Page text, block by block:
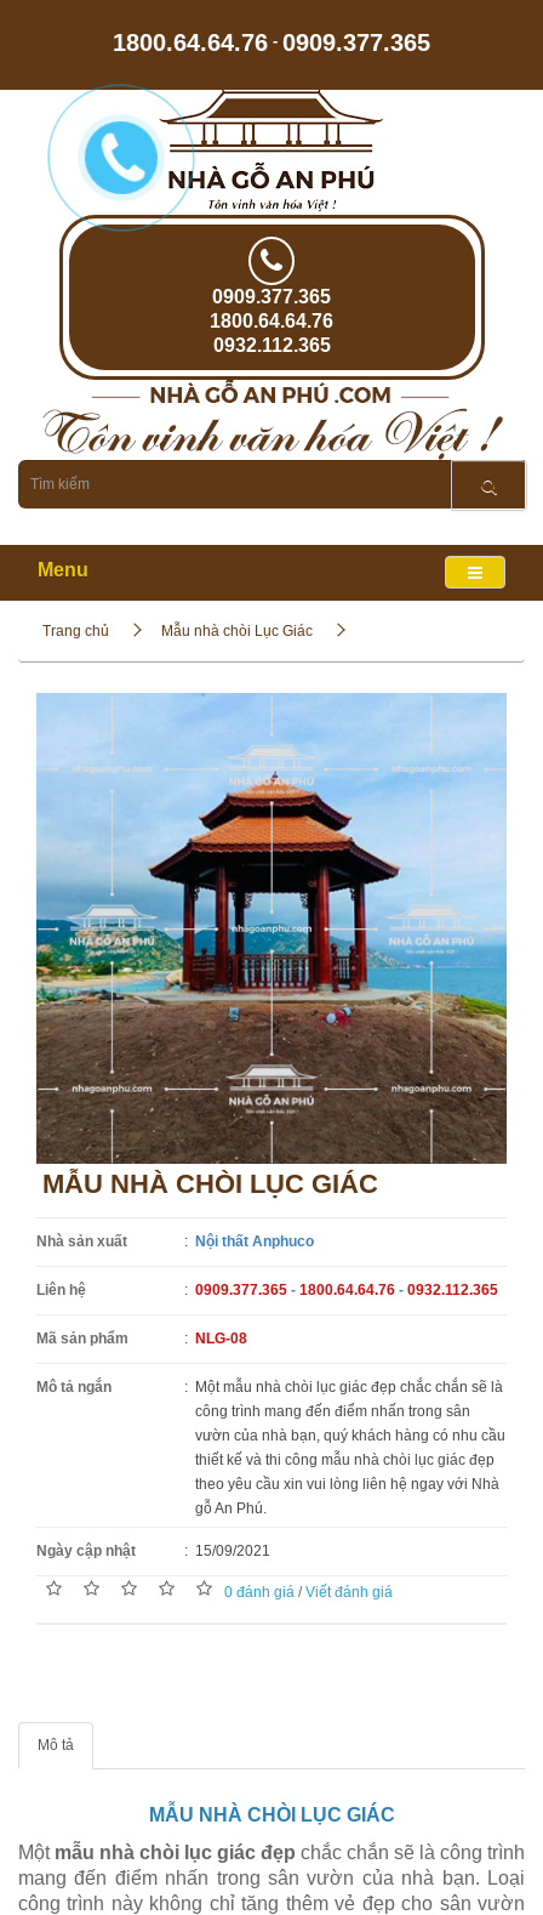
1800.64.64.76 - 0909.377.365
0909.377.365
1800.64.64.76
0932.112.365
Menu
Trang chủ Mẫu nhà chòi Lục Giác
MẪU NHÀ CHÒI LỤC GIÁC
Nhà sản xuất : Nội thất Anphuco
Liên hệ : 0909.377.365 - 1800.64.64.76 - 0932.112.365
Mã sản phẩm : NLG-08
Mô tả ngắn : Một mẫu nhà chòi lục giác đẹp chắc chắn sẽ là
công trình mang đến điểm nhấn trong sân
vườn của nhà bạn, quý khách hàng có nhu cầu
thiết kế và thi công mẫu nhà chòi lục giác đẹp
theo yêu cầu xin vui lòng liên hệ ngay với Nhà
gỗ An Phú.
Ngày cập nhật : 15/09/2021
0 đánh giá /Viết đánh giá
Mô tả
MẪU NHÀ CHÒI LỤC GIÁC
Một mẫu nhà chòi lục giác đẹp chắc chắn sẽ là công trình
mang đến điểm nhấn trong sân vườn của nhà bạn. Loại
công trình này không chỉ tăng thêm vẻ đẹp cho sân vườn